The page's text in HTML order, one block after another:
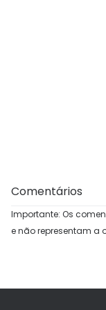
Comentários
Importante: Os
e não representam a